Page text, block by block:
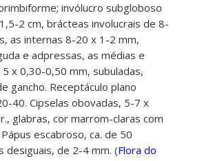
invólucro subgloboso
2 cm, brácteas involucrais de 8-
as internas 8-20 x 1-2 mm,
e adpressas, as médias e
x 0,30-0,50 mm, subuladas,
gancho. Receptáculo plano
40. Cipselas obovadas, 5-7 x
glabras, cor marrom-claras com
escabroso, ca. de 50
desiguais, de 2-4 mm. (Flora do